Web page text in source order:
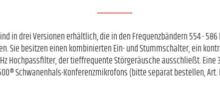
in drei Versionen erhältlich, die in den Frequenzbändern 554 - 586
Sie besitzen einen kombinierten Ein- und Stummschalter, ein
Hochpassfilter, der tieffrequente Störgeräusche ausschließt. Eine
Schwanenhals-Konferenzmikrofons (bitte separat bestellen, Art.